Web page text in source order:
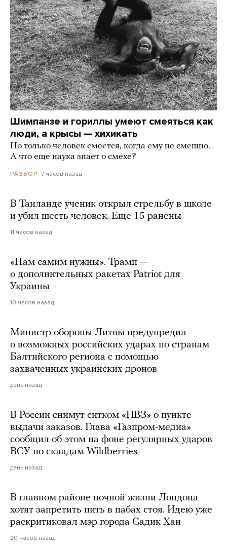
Шимпанзе и гориллы умеют смеяться как
люди, а крысы — хихикать
Но только человек смеется, когда ему не смешно.
А что еще наука знает о смехе?
РАЗБОР 7 часов назад
В Таиланде ученик открыл стрельбу в школе
и убил шесть человек. Еще 15 ранены
11 часов назад
«Нам самим нужны». Трамп —
о дополнительных ракетах Patriot для
Украины
10 часов назад
Министр обороны Литвы предупредил
о возможных российских ударах по странам
Балтийского региона с помощью
захваченных украинских дронов
день назад
В России снимут ситком «ПВЗ» о пункте
выдачи заказов. Глава «Газпром-медиа»
сообщил об этом на фоне регулярных ударов
ВСУ по складам Wildberries
день назад
В главном районе ночной жизни Лондона
хотят запретить пить в пабах стоя. Идею уже
раскритиковал мэр города Садик Хан
20 часов назад